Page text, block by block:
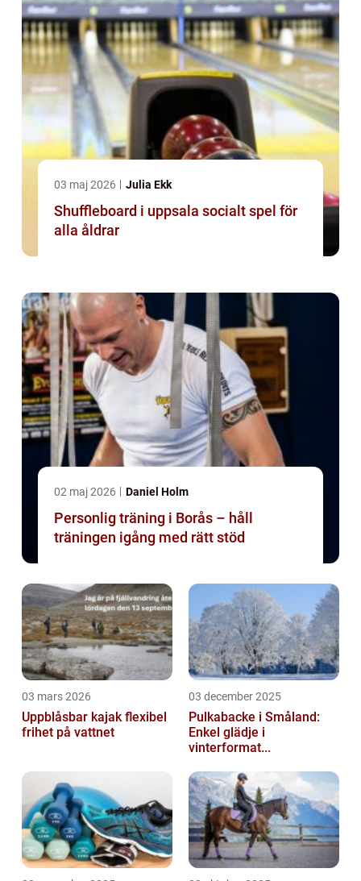
03 maj 2026 Julia Ekk
Shuffleboard i uppsala socialt spel för
alla åldrar
02 maj 2026 Daniel Holm
Personlig träning i Borås – håll
träningen igång med rätt stöd
03 mars 2026
Uppblåsbar kajak flexibel
frihet på vattnet
03 december 2025
Pulkabacke i Småland:
Enkel glädje i
vinterformat...